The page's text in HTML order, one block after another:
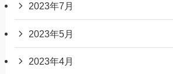
2023年7月
2023年5月
2023年4月